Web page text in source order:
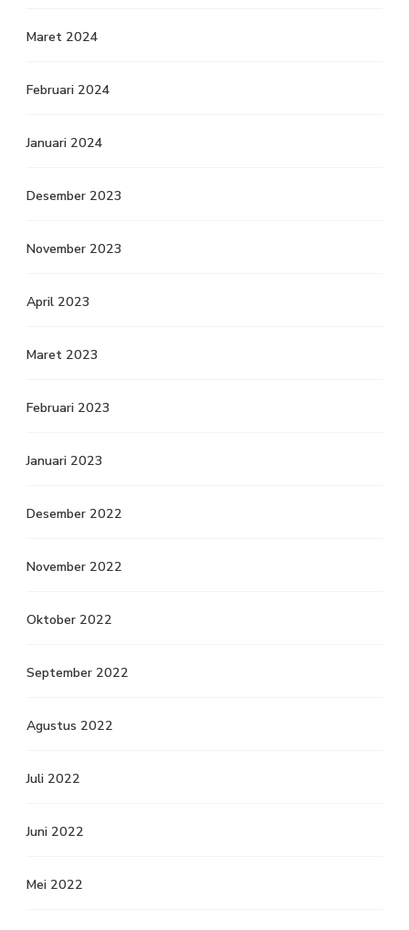
Maret 2024
Februari 2024
Januari 2024
Desember 2023
November 2023
April 2023
Maret 2023
Februari 2023
Januari 2023
Desember 2022
November 2022
Oktober 2022
September 2022
Agustus 2022
Juli 2022
Juni 2022
Mei 2022